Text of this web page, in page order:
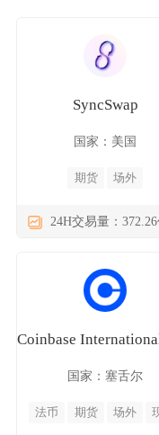
SyncSwap
国家：美国
期货 场外
24H交易量：
国家：塞舌尔
法币 期货 场外